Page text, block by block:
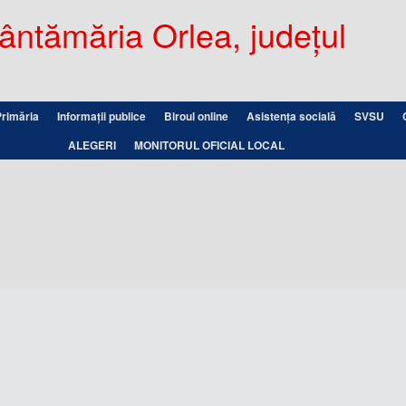
Orlea, județul
Informații publice Biroul online Asistența socială SVSU
ALEGERI
MONITORUL OFICIAL LOCAL